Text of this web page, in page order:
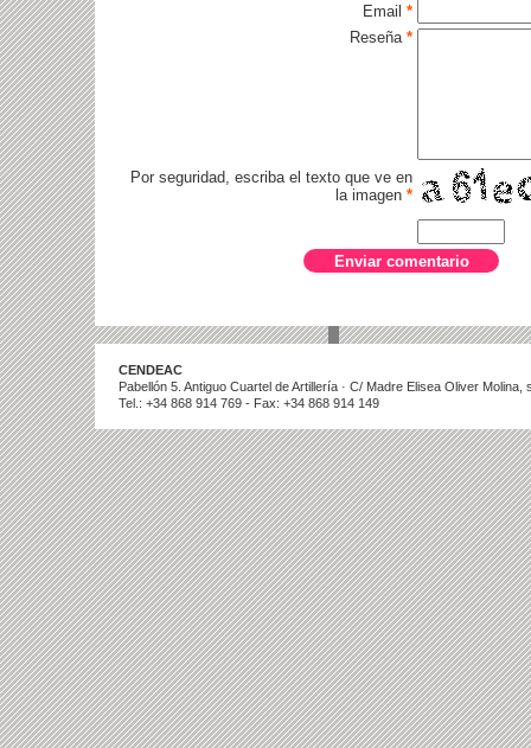
Email *
Reseña *
Por seguridad, escriba el texto que ve en
la imagen *
CENDEAC
Pabellón 5. Antiguo Cuartel de Artillería · C/ Madre Elisea Oliver
Tel.: +34 868 914 769 - Fax: +34 868 914 149